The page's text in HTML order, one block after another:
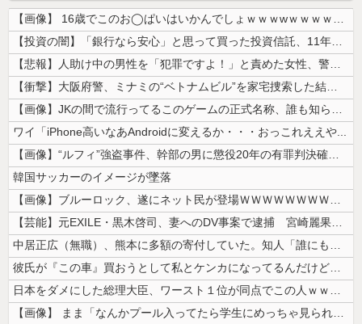
【画像】 16歳でこのお◯ぱいはいかんでしょｗｗｗwｗｗｗｗｗｗｗｗ❤
【投資の闇】「銀行なら安心」と思って買った投資信託、11年後に確認した...
【悲報】人助け中の男性を「犯罪ですよ！」と責めた女性、警察が来た瞬間逃...
【衝撃】大阪府警、ミナミの“ベトナムビル”を家宅捜索した結果・・・・・...
【画像】JKの間で流行ってるこのゲームの正式名称、誰も知らないｗｗｗｗ
ワイ「iPhone高いなあAndroidに変えるか・・・おっこれええや...
【画像】“ルフィ”強盗事件、幹部の男に懲役20年の有罪判決確定！！！
韓国サッカーのイメージが墜落
【画像】ブルーロック、遂にネット民が登場ＷＷＷＷＷＷＷＷＷＷＷ
【芸能】元EXILE・黒木啓司、妻へのDV事案で逮捕 宮崎麗果被告は全...
中居正広（無職）、熊本に多額の寄付していた。知人「誰にも知られなくても...
彼氏が『この車』買おうとして私とケンカになってるんだけどｗｗｗｗｗｗ
日本をダメにした総理大臣、ワースト１位が同点でこの人ｗｗｗｗｗｗ
【画像】 まま「なんかプール入ってたら学生にめっちゃ見られたw」